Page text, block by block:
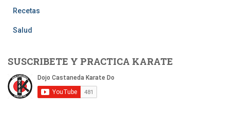
Recetas
Salud
SUSCRIBETE Y PRACTICA KARATE